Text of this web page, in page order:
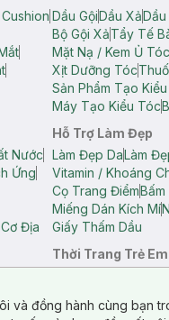
Dầu GộiDầu XảDầu
Bộ Gội XảTẩy Tế
Mặt Nạ / Kem Ủ Tóc
Xịt Dưỡng Tóc
Sản Phẩm Tạo
Máy Tạo Kiểu Tóc
Nước
Ứng
Địa
Hỗ Trợ Làm Đẹp
Làm Đẹp DaLàm
Vitamin / Khoáng
Cọ Trang ĐiểmBấm
Miếng Dán Kích Mí
Giấy Thấm Dầu
Thời Trang Trẻ Em
và đồng hành cùng bạn